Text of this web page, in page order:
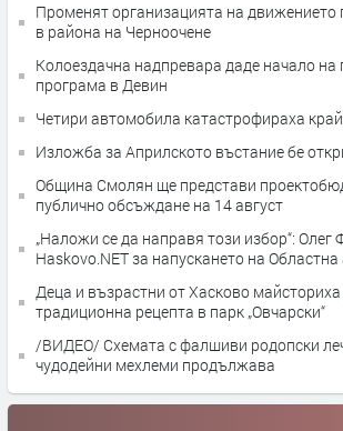
Променят организацията на движението
в района на Черноочене
Колоездачна надпревара даде начало на
програма в Девин
Четири автомобила катастрофираха
Изложба за Априлското въстание бе
Община Смолян ще представи
публично обсъждане на 14 август
„Наложи се да направя този избор“: Олег
Haskovo.NET за напускането на
Деца и възрастни от Хасково
традиционна рецепта в парк „Овчарски“
/ВИДЕО/ Схемата с фалшиви родопски
чудодейни мехлеми продължава